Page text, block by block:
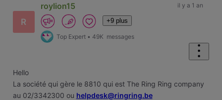
R
roylion15
+9 plus
Top Expert • 49K messages
il y a 1 an
Hello
La société qui gère le 8810 qui est The Ring Ring company
au 02/3342300 ou helpdesk@ringring.be